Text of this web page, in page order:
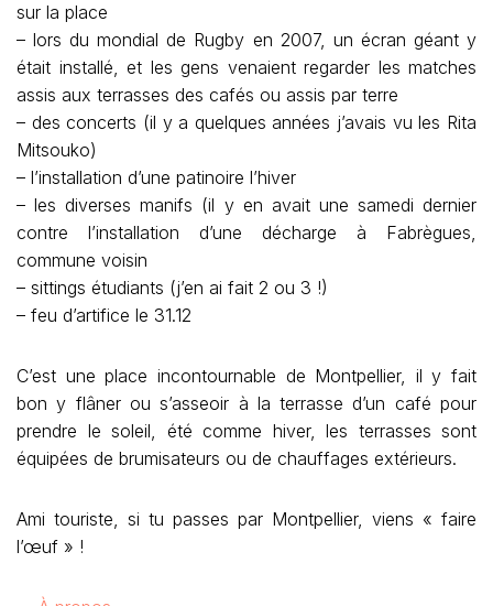
sur la place
– lors du mondial de Rugby en 2007, un écran géant y
était installé, et les gens venaient regarder les matches
assis aux terrasses des cafés ou assis par terre
– des concerts (il y a quelques années j’avais vu les Rita
Mitsouko)
– l’installation d’une patinoire l’hiver
– les diverses manifs (il y en avait une samedi dernier
contre l’installation d’une décharge à Fabrègues,
commune voisin
– sittings étudiants (j’en ai fait 2 ou 3 !)
– feu d’artifice le 31.12
C’est une place incontournable de Montpellier, il y fait
bon y flâner ou s’asseoir à la terrasse d’un café pour
prendre le soleil, été comme hiver, les terrasses sont
équipées de brumisateurs ou de chauffages extérieurs.
Ami touriste, si tu passes par Montpellier, viens « faire
l’œuf » !